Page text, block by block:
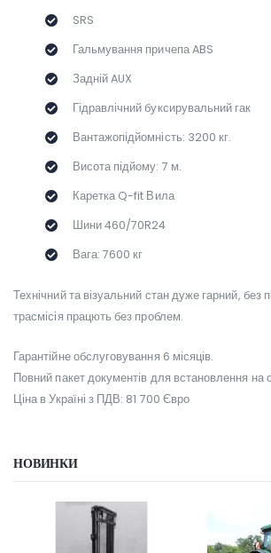
SRS
Гальмування причепа ABS
Задній AUX
Гідравлічний буксирувальний гак
Вантажопідйомність: 3200 кг.
Висота підйому: 7 м.
Каретка Q-fit Вила
Шини 460/70R24
Вага: 7600 кг
Технічний та візуальний стан дуже гарний, без
трасмісія працють без проблем.
Гарантійне обслуговування 6 місяців.
Повний пакет документів для встановлення на
Ціна в Україні з ПДВ: 81 700 Євро
НОВИНКИ